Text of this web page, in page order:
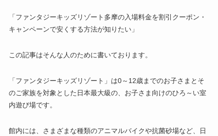
「ファンタジーキッズリゾート多摩の入場料金を割引クーポン・
キャンペーンで安くする方法が知りたい」
この記事はそんな人のために書いております。
「ファンタジーキッズリゾート」は0～12歳までのお子さまとそ
のご家族を対象とした日本最大級の、お子さま向けのひろ～い室
内遊び場です。
館内には、さまざまな種類のアニマルバイクや抗菌砂場など、日